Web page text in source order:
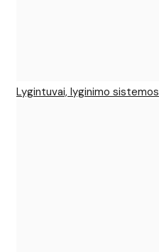
Lygintuvai, lyginimo sistemos